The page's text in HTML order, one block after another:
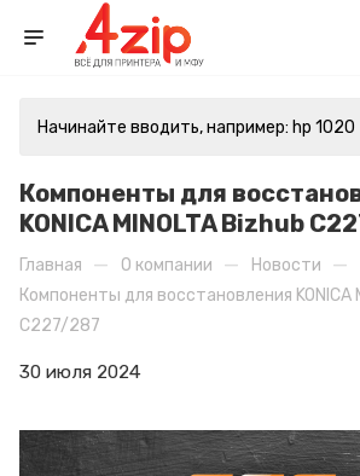
Компоненты для
KONICA MINOLTA Bizhub
Главная — О компании — Новости —
Компоненты для восстановления KONICA
C227/287
30 июля 2024